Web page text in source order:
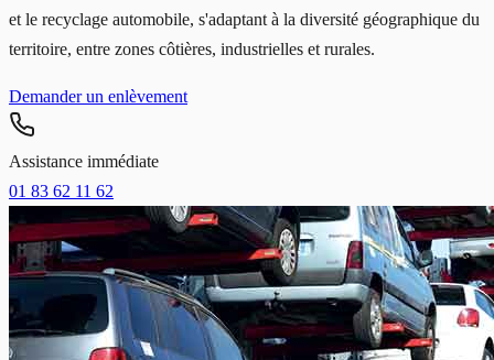
et le recyclage automobile, s'adaptant à la diversité géographique du
territoire, entre zones côtières, industrielles et rurales.
Demander un enlèvement
Assistance immédiate
01 83 62 11 62